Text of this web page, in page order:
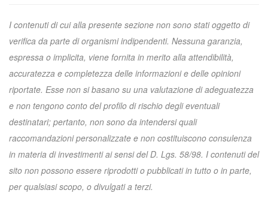
I contenuti di cui alla presente sezione non sono stati oggetto di
verifica da parte di organismi indipendenti. Nessuna garanzia,
espressa o implicita, viene fornita in merito alla attendibilità,
accuratezza e completezza delle informazioni e delle opinioni
riportate. Esse non si basano su una valutazione di adeguatezza
e non tengono conto del profilo di rischio degli eventuali
destinatari; pertanto, non sono da intendersi quali
raccomandazioni personalizzate e non costituiscono consulenza
in materia di investimenti ai sensi del D. Lgs. 58/98. I contenuti del
sito non possono essere riprodotti o pubblicati in tutto o in parte,
per qualsiasi scopo, o divulgati a terzi.